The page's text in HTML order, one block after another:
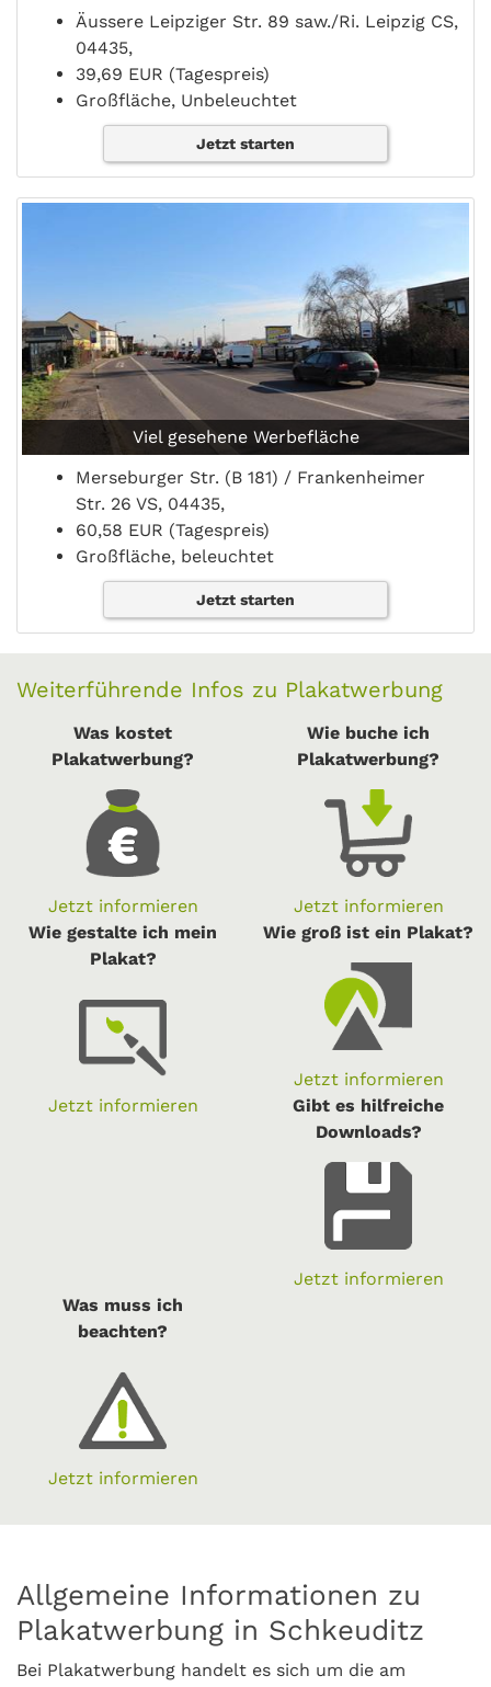
Äussere Leipziger Str. 89 saw./Ri. Leipzig CS,
04435,
39,69 EUR (Tagespreis)
Großfläche, Unbeleuchtet
Jetzt starten
Viel gesehene Werbefläche
Merseburger Str. (B 181) / Frankenheimer
Str. 26 VS, 04435,
60,58 EUR (Tagespreis)
Großfläche, beleuchtet
Jetzt starten
Weiterführende Infos zu Plakatwerbung
Was kostet
Plakatwerbung?
Jetzt informieren
Wie buche ich
Plakatwerbung?
Jetzt informieren
Wie gestalte ich mein
Plakat?
Jetzt informieren
Wie groß ist ein Plakat?
Jetzt informieren
Gibt es hilfreiche
Downloads?
Jetzt informieren
Was muss ich
beachten?
Jetzt informieren
Allgemeine Informationen zu
Plakatwerbung in Schkeuditz
Bei Plakatwerbung handelt es sich um die am